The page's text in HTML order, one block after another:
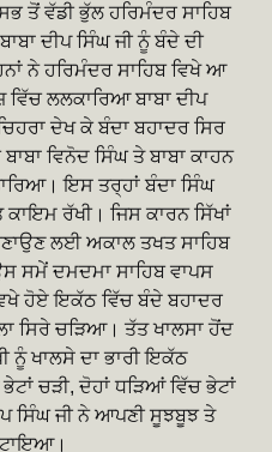
ਤੋਂ ਵੱਡੀ ਭੁੱਲ ਹਰਿਮੰਦਰ ਸਾਹਿਬ
ਦੀਪ ਸਿੰਘ ਜੀ ਨੂੰ ਬੰਦੇ ਦੀ
ਨੇ ਹਰਿਮੰਦਰ ਸਾਹਿਬ ਵਿਖੇ ਆ
ਲਲਕਾਰਿਆ ਬਾਬਾ ਦੀਪ
ਦੇਖ ਕੇ ਬੰਦਾ ਬਹਾਦਰ ਸਿਰ
ਵਿਨੋਦ ਸਿੰਘ ਤੇ ਬਾਬਾ ਕਾਹਨ
ਇਸ ਤਰ੍ਹਾਂ ਬੰਦਾ ਸਿੰਘ
ਰੱਖੀ। ਜਿਸ ਕਾਰਨ ਸਿੱਖਾਂ
ਲਈ ਅਕਾਲ ਤਖਤ ਸਾਹਿਬ
ਸਮੇਂ ਦਮਦਮਾ ਸਾਹਿਬ ਵਾਪਸ
ਹੋਏ ਇਕੱਠ ਵਿੱਚ ਬੰਦੇ ਬਹਾਦਰ
ਸਿਰੇ ਚੜਿਆ। ਤੱਤ ਖਾਲਸਾ ਹੋਂਦ
ਨੂੰ ਖਾਲਸੇ ਦਾ ਭਾਰੀ ਇਕੱਠ
ਚੜੀ, ਦੋਹਾਂ ਧੜਿਆਂ ਵਿੱਚ ਭੇਟਾਂ
ਸਿੰਘ ਜੀ ਨੇ ਆਪਣੀ ਸੂਝਬੂਝ ਤੇ